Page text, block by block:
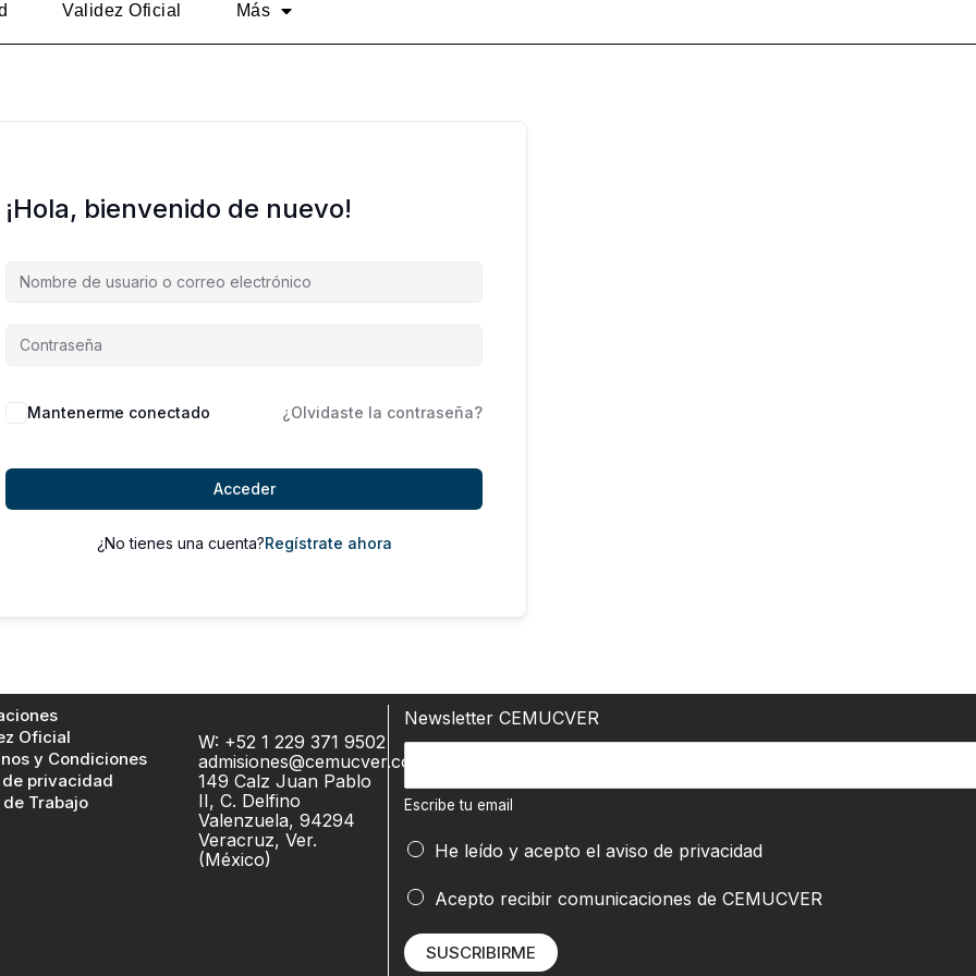
Validez Oficial Más
¡Hola, bienvenido de nuevo!
Alternative:
Mantenerme conectado ¿Olvidaste la contraseña?
Acceder
¿No tienes una cuenta?Regístrate ahora
Oficial
y Condiciones
de privacidad
de Trabajo
W: +52 1 229 371 9502
admisiones@cemucver.com
149 Calz Juan Pablo
II, C. Delfino
Valenzuela, 94294
Veracruz, Ver.
(México)
Newsletter CEMUCVER
e
a
l
s
r
c
i
b
e
t
u
Escribe tu email
He leído y acepto elaviso de privacidad
Acepto recibir comunicaciones de CEMUCVER
SUSCRIBIRME